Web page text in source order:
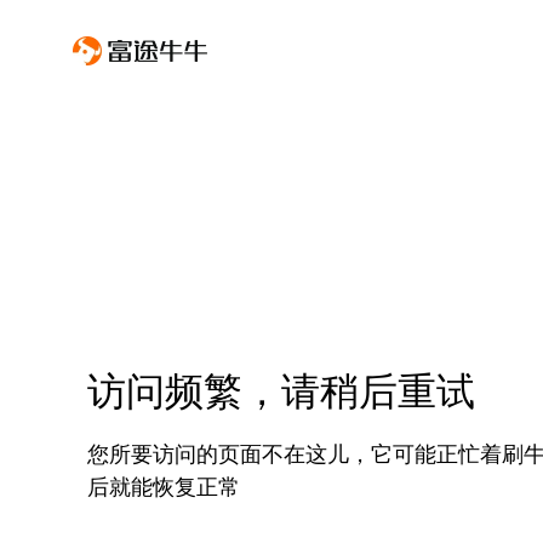
访问频繁，请稍后重试
您所要访问的页面不在这儿，它可能正忙着刷
后就能恢复正常